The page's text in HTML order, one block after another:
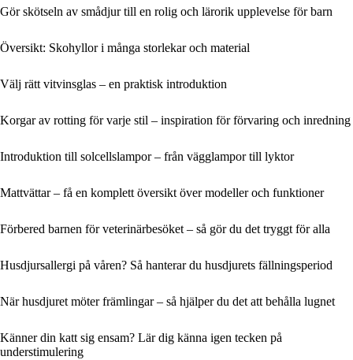
Gör skötseln av smådjur till en rolig och lärorik upplevelse för barn
Översikt: Skohyllor i många storlekar och material
Välj rätt vitvinsglas – en praktisk introduktion
Korgar av rotting för varje stil – inspiration för förvaring och inredning
Introduktion till solcellslampor – från vägglampor till lyktor
Mattvättar – få en komplett översikt över modeller och funktioner
Förbered barnen för veterinärbesöket – så gör du det tryggt för alla
Husdjursallergi på våren? Så hanterar du husdjurets fällningsperiod
När husdjuret möter främlingar – så hjälper du det att behålla lugnet
Känner din katt sig ensam? Lär dig känna igen tecken på
understimulering